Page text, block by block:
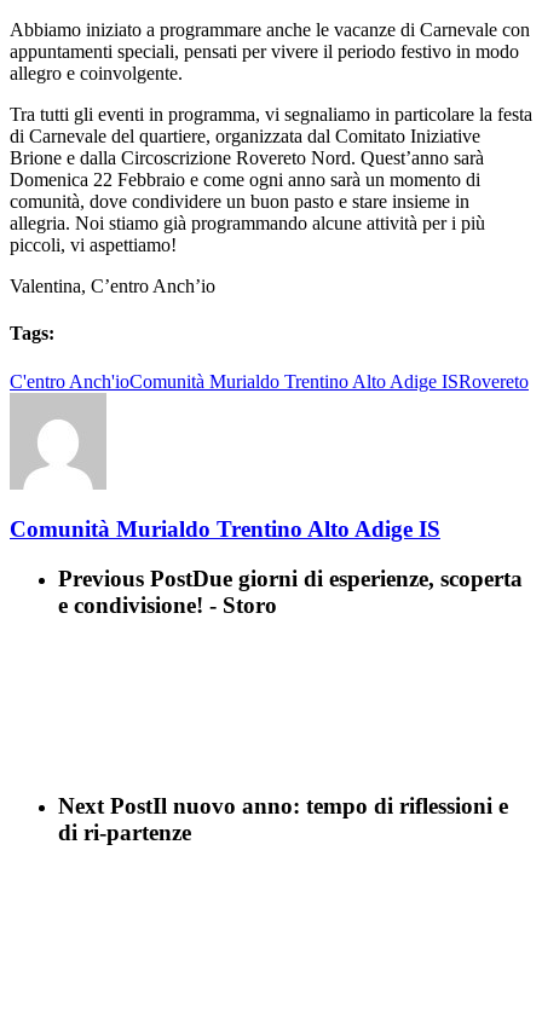
Abbiamo iniziato a programmare anche le vacanze di Carnevale con
appuntamenti speciali, pensati per vivere il periodo festivo in modo
allegro e coinvolgente.
Tra tutti gli eventi in programma, vi segnaliamo in particolare la festa
di Carnevale del quartiere, organizzata dal Comitato Iniziative
Brione e dalla Circoscrizione Rovereto Nord. Quest’anno sarà
Domenica 22 Febbraio e come ogni anno sarà un momento di
comunità, dove condividere un buon pasto e stare insieme in
allegria. Noi stiamo già programmando alcune attività per i più
piccoli, vi aspettiamo!
Valentina, C’entro Anch’io
Tags:
C'entro Anch'ioComunità Murialdo Trentino Alto Adige ISRovereto
Comunità Murialdo Trentino Alto Adige IS
Previous PostDue giorni di esperienze, scoperta
e condivisione! - Storo
Next PostIl nuovo anno: tempo di riflessioni e
di ri-partenze